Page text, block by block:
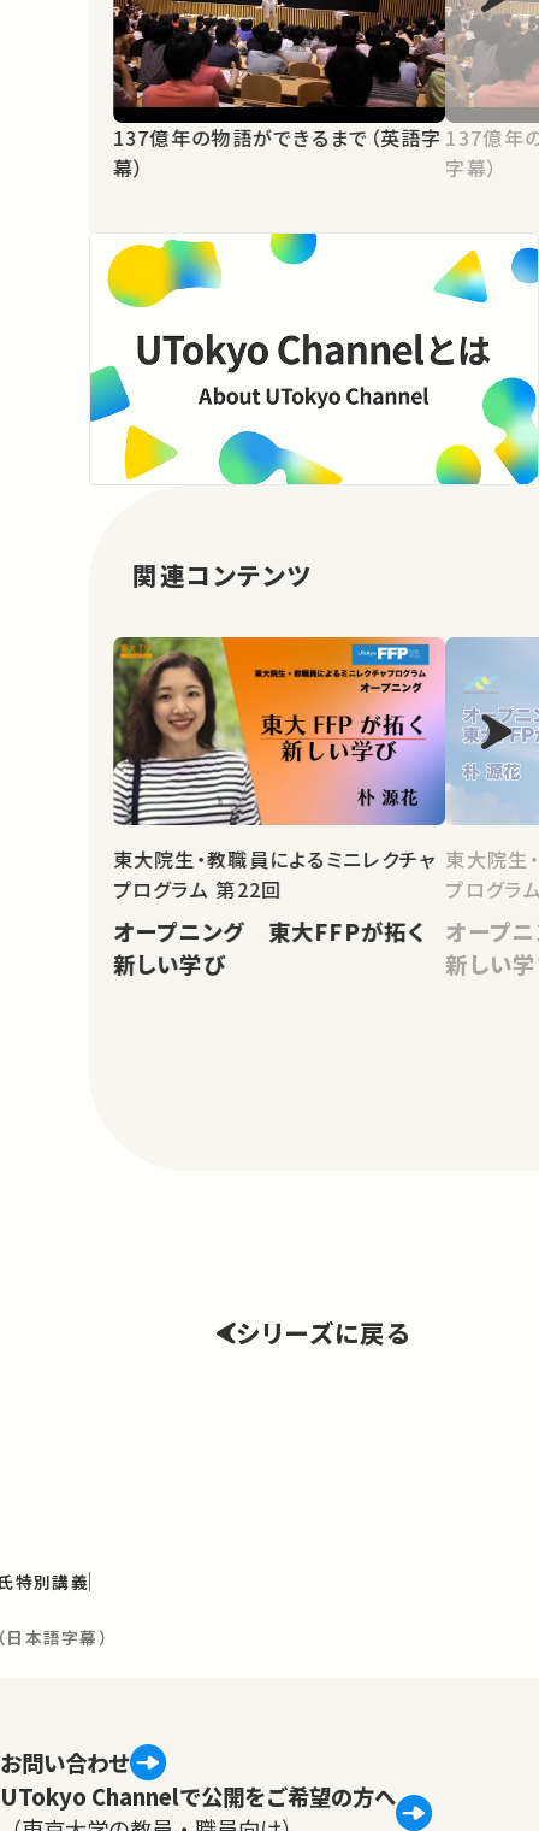
137億年の物語ができるまで（英語字
幕）
137億年
字幕）
関連コンテンツ
東大院生・教職員によるミニレクチャ
プログラム 第22回
オープニング 東大FFPが拓く
新しい学び
東大院生
オープ
新しい
シリーズに戻る
特別講義
本語字幕）
お問い合わせ
UTokyo Channelで公開をご希望の方へ